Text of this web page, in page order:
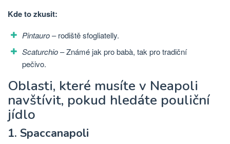
Kde to zkusit:
Pintauro– rodiště sfogliatelly.
Scaturchio– Známé jak pro babà, tak pro tradiční
pečivo.
Oblasti, které musíte v Neapoli
navštívit, pokud hledáte pouliční
jídlo
1. Spaccanapoli